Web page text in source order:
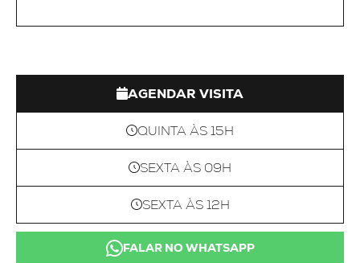
AGENDAR VISITA
QUINTA ÀS 15H
SEXTA ÀS 09H
SEXTA ÀS 12H
FALAR NO WHATSAPP